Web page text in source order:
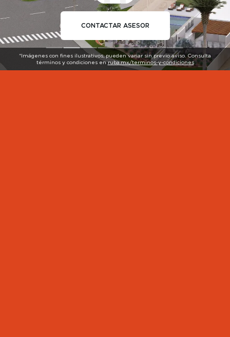
*Imágenes con fines ilustrativos, pueden variar sin previo aviso. Consulta
términos y condiciones en ruba.mx/terminos-y-condiciones
CONTACTAR ASESOR